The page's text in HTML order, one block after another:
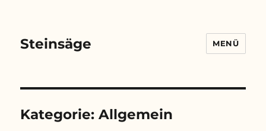
Steinsäge MENÜ
Kategorie:Allgemein